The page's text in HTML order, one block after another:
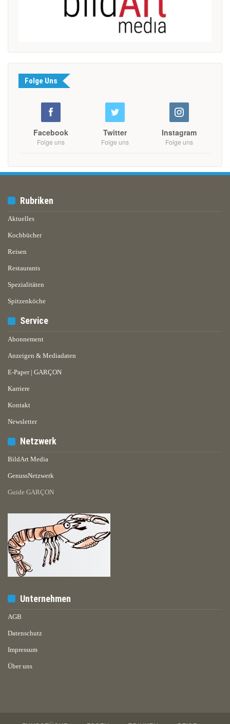
Folge Uns
Facebook
Folge uns
Twitter
Folge uns
Instagram
Folge uns
Rubriken
Aktuelles
Kochbücher
Reisen
Restaurants
Spezialitäten
Spitzenköche
Service
Abonnement
Anzeigen & Mediadaten
E-Paper | GARÇON
Karriere
Kontakt
Newsletter
Netzwerk
BildArt Media
GenussNetzwerk
Guide GARÇON
Unternehmen
AGB
Datenschutz
Impressum
Über uns